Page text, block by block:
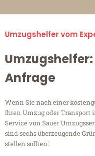
Umzugshelfer vom
Anfrage
Wenn Sie nach einer
Ihren Umzug oder Transport
Service von Sauer
sind sechs überzeugende
stellen sollten: